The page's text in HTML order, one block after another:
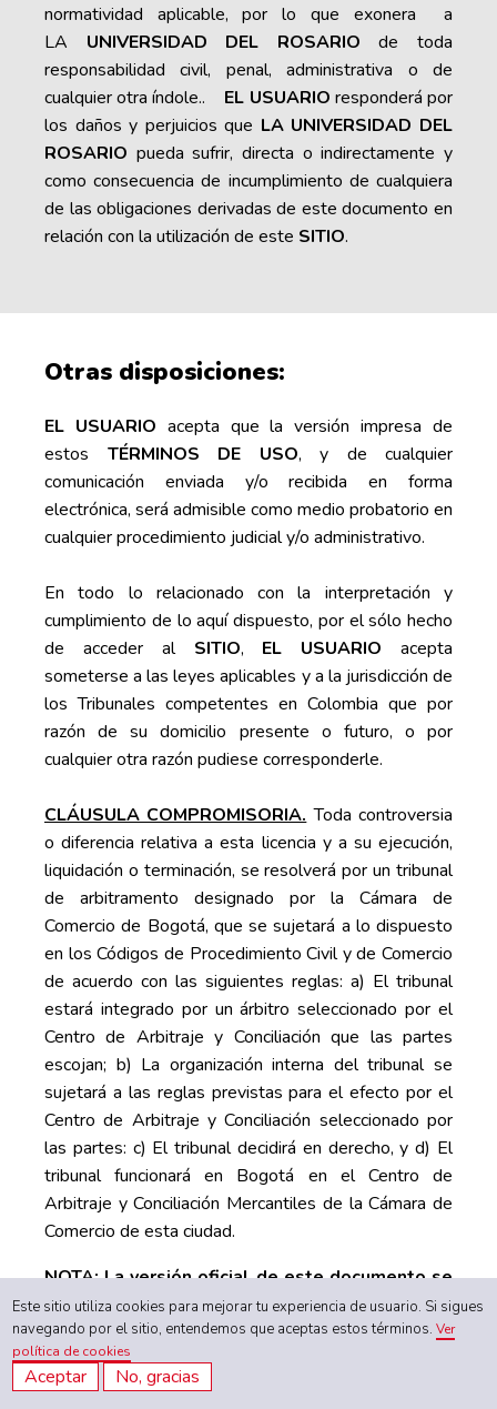
normatividad aplicable, por lo que exonera a
LA UNIVERSIDAD DEL ROSARIO de toda
responsabilidad civil, penal, administrativa o de
cualquier otra índole.. EL USUARIO responderá por
los daños y perjuicios que LA UNIVERSIDAD DEL
ROSARIO pueda sufrir, directa o indirectamente y
como consecuencia de incumplimiento de cualquiera
de las obligaciones derivadas de este documento en
relación con la utilización de este SITIO.
Otras disposiciones:
EL USUARIO acepta que la versión impresa de
estos TÉRMINOS DE USO, y de cualquier
comunicación enviada y/o recibida en forma
electrónica, será admisible como medio probatorio en
cualquier procedimiento judicial y/o administrativo.
En todo lo relacionado con la interpretación y
cumplimiento de lo aquí dispuesto, por el sólo hecho
de acceder al SITIO, EL USUARIO acepta
someterse a las leyes aplicables y a la jurisdicción de
los Tribunales competentes en Colombia que por
razón de su domicilio presente o futuro, o por
cualquier otra razón pudiese corresponderle.
CLÁUSULA COMPROMISORIA. Toda controversia
o diferencia relativa a esta licencia y a su ejecución,
liquidación o terminación, se resolverá por un tribunal
de arbitramento designado por la Cámara de
Comercio de Bogotá, que se sujetará a lo dispuesto
en los Códigos de Procedimiento Civil y de Comercio
de acuerdo con las siguientes reglas: a) El tribunal
estará integrado por un árbitro seleccionado por el
Centro de Arbitraje y Conciliación que las partes
escojan; b) La organización interna del tribunal se
sujetará a las reglas previstas para el efecto por el
Centro de Arbitraje y Conciliación seleccionado por
las partes: c) El tribunal decidirá en derecho, y d) El
tribunal funcionará en Bogotá en el Centro de
Arbitraje y Conciliación Mercantiles de la Cámara de
Comercio de esta ciudad.
NOTA: La versión oficial de este documento se
mantendrá exclusivamente en formato web en
línea. Todas las copias impresas del mismo
serán marcadas con la fecha de impresión. Le
agradecemos revisar las actualizaciones en
Este sitio utiliza cookies para mejorar tu experiencia de usuario. Si sigues
navegando por el sitio, entendemos que aceptas estos términos.Ver
política de cookies
Aceptar No, gracias